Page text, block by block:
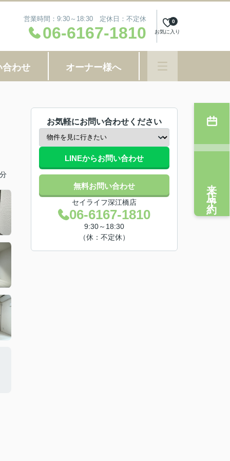
営業時間：9:30～18:30 定休日：不定休
06-6167-1810 お気に入り
0
合わせ オーナー様へ
お気軽にお問い合わせください
LINEからお問い合わせ
無料お問い合わせ
セイライフ深江橋店
06-6167-1810
9:30～18:30
（休：不定休）
来店予約